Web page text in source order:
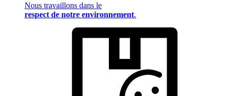
Nous travaillons dans le
respect de notre environnement.